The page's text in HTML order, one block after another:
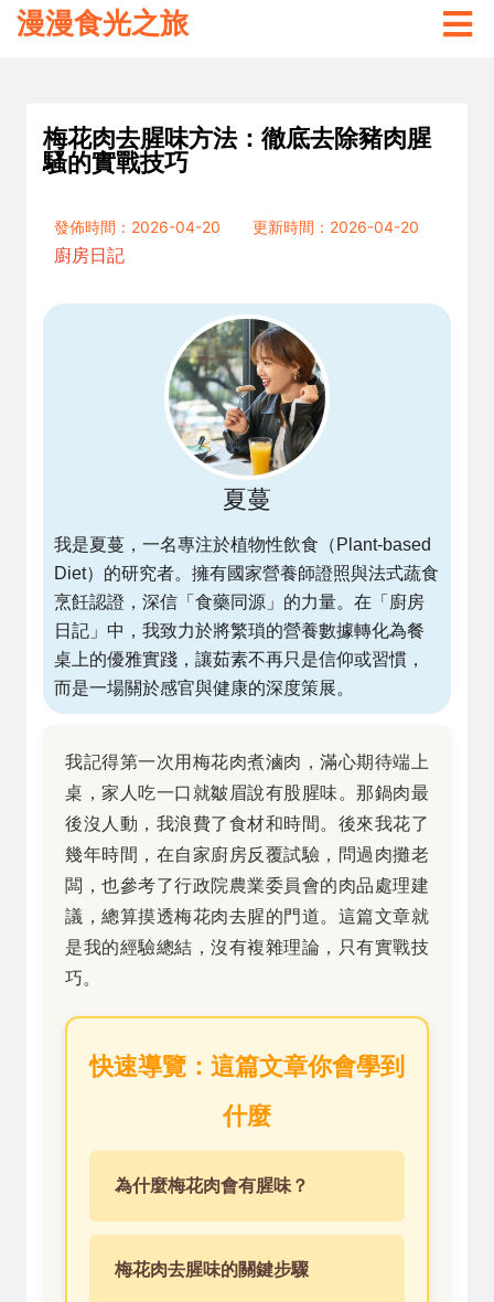
漫漫食光之旅
梅花肉去腥味方法：徹底去除豬肉腥
騷的實戰技巧
發佈時間：2026-04-20
更新時間：2026-04-20
廚房日記
夏蔓
我是夏蔓，一名專注於植物性飲食（Plant-based
Diet）的研究者。擁有國家營養師證照與法式蔬食
烹飪認證，深信「食藥同源」的力量。在「廚房
日記」中，我致力於將繁瑣的營養數據轉化為餐
桌上的優雅實踐，讓茹素不再只是信仰或習慣，
而是一場關於感官與健康的深度策展。
我記得第一次用梅花肉煮滷肉，滿心期待端上
桌，家人吃一口就皺眉說有股腥味。那鍋肉最
後沒人動，我浪費了食材和時間。後來我花了
幾年時間，在自家廚房反覆試驗，問過肉攤老
闆，也參考了行政院農業委員會的肉品處理建
議，總算摸透梅花肉去腥的門道。這篇文章就
是我的經驗總結，沒有複雜理論，只有實戰技
巧。
快速導覽：這篇文章你會學到
什麼
為什麼梅花肉會有腥味？
梅花肉去腥味的關鍵步驟